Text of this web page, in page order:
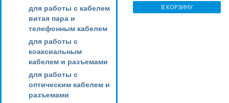
для работы с кабелем
витая пара и
телефонным кабелем
для работы с
коаксиальным
кабелем и разъемами
для работы с
оптическим кабелем и
разъемами
В КОРЗИНУ